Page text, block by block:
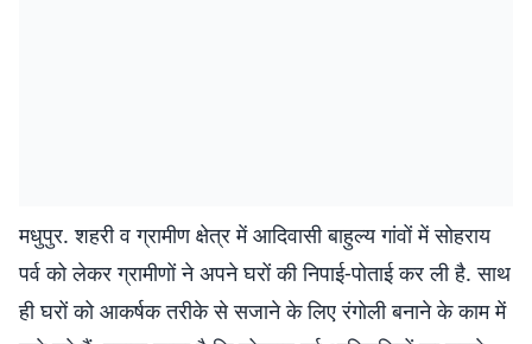
मधुपुर. शहरी व ग्रामीण क्षेत्र में आदिवासी बाहुल्य गांवों में सोहराय
पर्व को लेकर ग्रामीणों ने अपने घरों की निपाई-पोताई कर ली है. साथ
ही घरों को आकर्षक तरीके से सजाने के लिए रंगोली बनाने के काम में